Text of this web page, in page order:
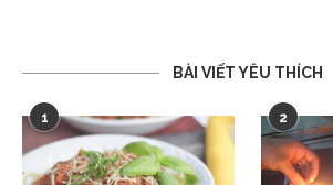
BÀI VIẾT YÊU THÍCH
1 2